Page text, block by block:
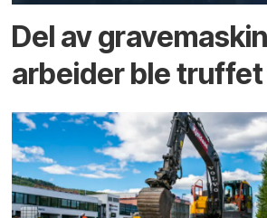
Del av
arbeider ble